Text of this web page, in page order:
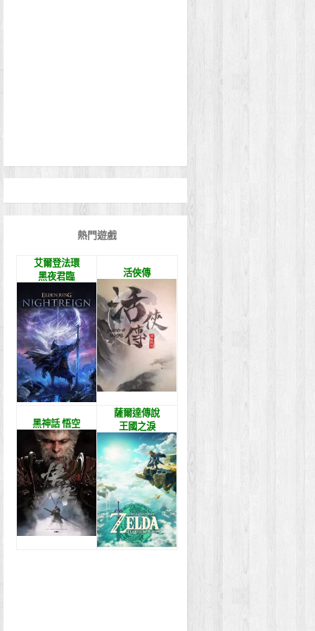
熱門遊戲
艾爾登法環
黑夜君臨
活俠傳
黑神話 悟空
薩爾達傳說
王國之淚